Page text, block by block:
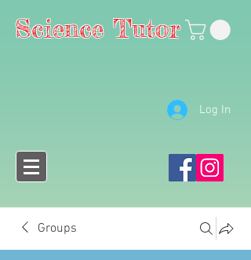
Science Tutor
Log In
Groups